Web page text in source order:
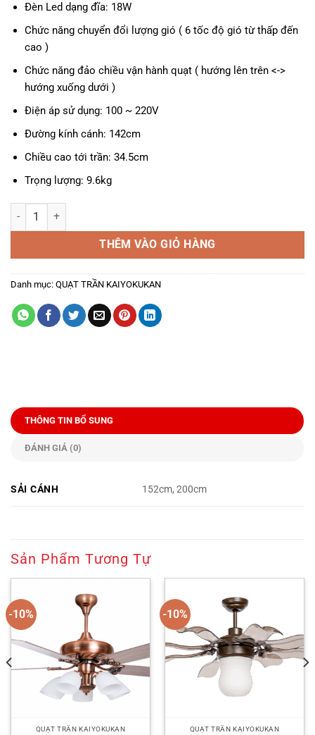
Đèn Led dạng đĩa: 18W
Chức năng chuyển đổi lượng gió ( 6 tốc độ gió từ thấp đến
cao )
Chức năng đảo chiều vận hành quạt ( hướng lên trên <->
hướng xuống dưới )
Điện áp sử dụng: 100 ~ 220V
Đường kính cánh: 142cm
Chiều cao tới trần: 34.5cm
Trọng lượng: 9.6kg
Quạt trần Kaiyokukan Hiro-219-OAK số lượng
THÊM VÀO GIỎ HÀNG
Danh mục: QUẠT TRẦN KAIYOKUKAN
THÔNG TIN BỔ SUNG
ĐÁNH GIÁ (0)
SẢI CÁNH 152cm, 200cm
Sản Phẩm Tương Tự
-10%
QUẠT TRẦN KAIYOKUKAN
-10%
QUẠT TRẦN KAIYOKUKAN